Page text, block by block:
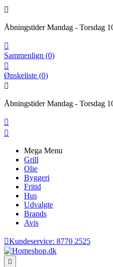

Åbningstider Mandag - Torsdag

Sammenlign (0)

Ønskeliste (0)

Åbningstider Mandag - Torsdag


Mega Menu
Grill
Olie
Byggeri
Fritid
Hus
Udvalgte
Brands
Avis
Kundeservice: 8770 2525
